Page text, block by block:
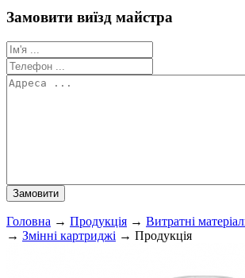
Замовити виїзд майстра
Головна → Продукція → Витратні
→ Змінні картриджі → Продукція